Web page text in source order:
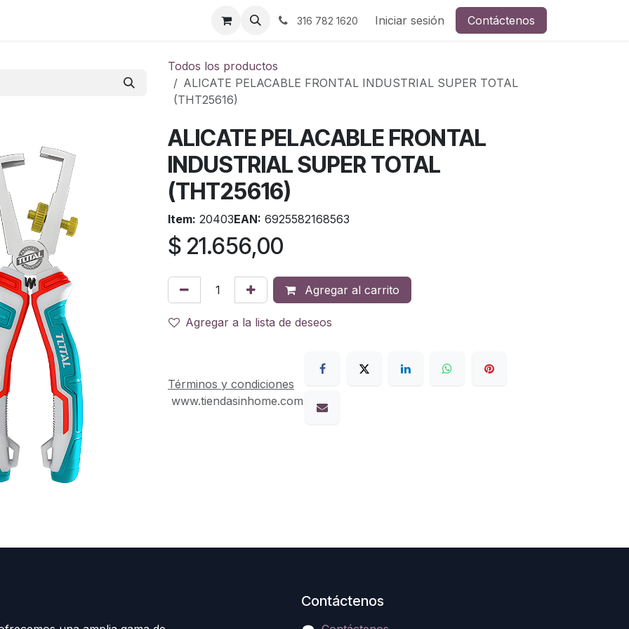
316 782 1620 Iniciar sesión Contáctenos
Todos los productos
ALICATE PELACABLE FRONTAL INDUSTRIAL SUPER TOTAL
(THT25616)
ALICATE PELACABLE FRONTAL
INDUSTRIAL SUPER TOTAL
(THT25616)
Item: 20403EAN: 6925582168563
$ 21.656,00
Agregar al carrito
Agregar a la lista de deseos
Términos y condiciones
www.tiendasinhome.com
Contáctenos